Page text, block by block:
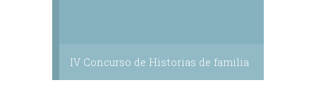
IV Concurso de Historias de familia